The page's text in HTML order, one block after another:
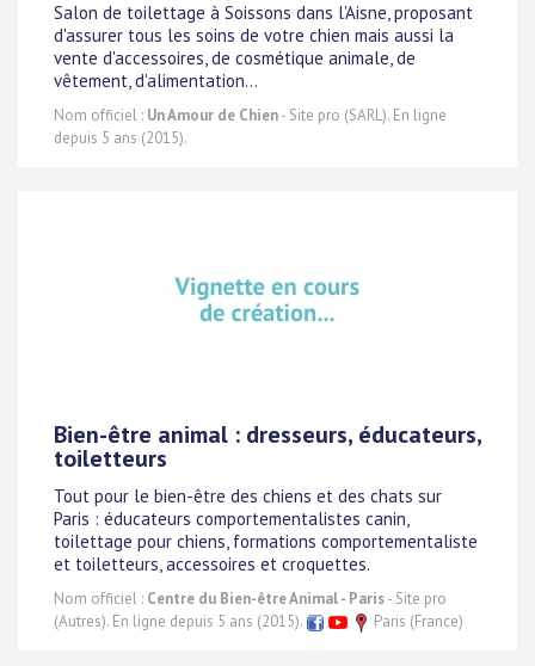
Salon de toilettage à Soissons dans l'Aisne, proposant
d'assurer tous les soins de votre chien mais aussi la
vente d'accessoires, de cosmétique animale, de
vêtement, d'alimentation...
Nom officiel : Un Amour de Chien- Site pro (SARL). En ligne
depuis 5 ans (2015).
Bien-être animal : dresseurs, éducateurs,
toiletteurs
Tout pour le bien-être des chiens et des chats sur
Paris : éducateurs comportementalistes canin,
toilettage pour chiens, formations comportementaliste
et toiletteurs, accessoires et croquettes.
Nom officiel : Centre du Bien-être Animal - Paris- Site pro
(Autres). En ligne depuis 5 ans (2015).
Paris (France)